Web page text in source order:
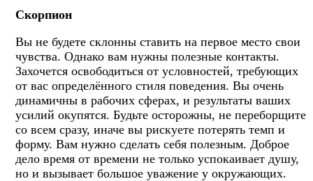
Скорпион
Вы не будете склонны ставить на первое место свои
чувства. Однако вам нужны полезные контакты.
Захочется освободиться от условностей, требующих
от вас определённого стиля поведения. Вы очень
динамичны в рабочих сферах, и результаты ваших
усилий окупятся. Будьте осторожны, не переборщите
со всем сразу, иначе вы рискуете потерять темп и
форму. Вам нужно сделать себя полезным. Доброе
дело время от времени не только успокаивает душу,
но и вызывает большое уважение у окружающих.